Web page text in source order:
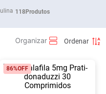
118Produtos
86%OFF